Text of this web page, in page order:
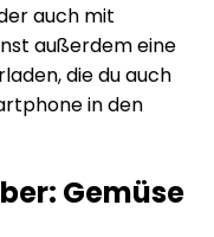
auch mit
außerdem eine
die du auch
in den
Gemüse